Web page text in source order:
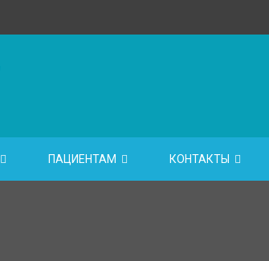
ПАЦИЕНТАМ КОНТАКТЫ